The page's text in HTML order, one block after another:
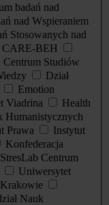
badań nad
nad Wspieraniem
Stosowanych nad
CARE-BEH
Centrum Studiów
Dział
Emotion
Viadrina
Health
Humanistycznych
Prawa
Instytut
Konfederacja
StresLab Centrum
Uniwersytet
Nauk